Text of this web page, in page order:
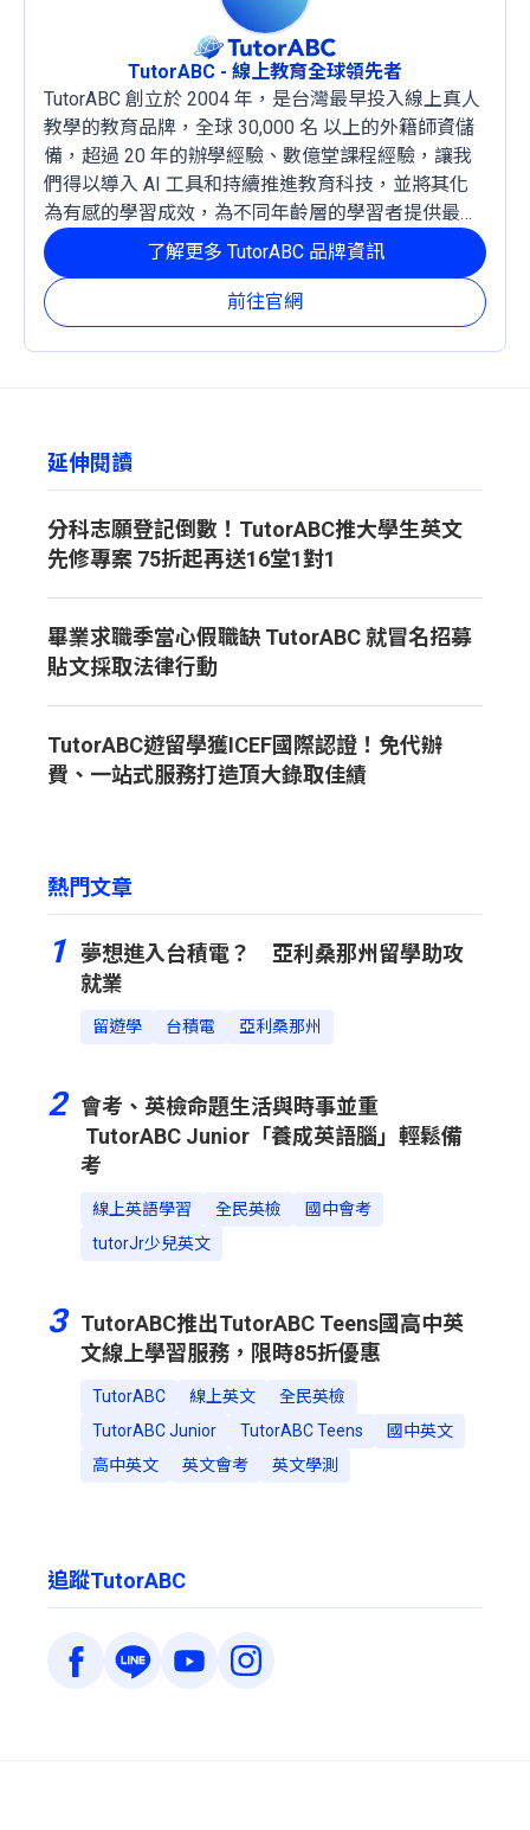
TutorABC - 線上教育全球領先者
TutorABC 創立於 2004 年，是台灣最早投入線上真人
教學的教育品牌，全球 30,000 名 以上的外籍師資儲
備，超過 20 年的辦學經驗、數億堂課程經驗，讓我
們得以導入 AI 工具和持續推進教育科技，並將其化
為有感的學習成效，為不同年齡層的學習者提供最穩
定且有效的成長路徑。
前往官網
了解更多 TutorABC 品牌資訊
延伸閱讀
分科志願登記倒數！TutorABC推大學生英文
先修專案 75折起再送16堂1對1
畢業求職季當心假職缺 TutorABC 就冒名招募
貼文採取法律行動
TutorABC遊留學獲ICEF國際認證！免代辦
費、一站式服務打造頂大錄取佳績
熱門文章
1
夢想進入台積電？ 亞利桑那州留學助攻
就業
留遊學 台積電 亞利桑那州
2
會考、英檢命題生活與時事並重
TutorABC Junior「養成英語腦」輕鬆備
考
線上英語學習 全民英檢
國中會考
tutorJr少兒英文
3
TutorABC推出TutorABC Teens國高中英
文線上學習服務，限時85折優惠
TutorABC 線上英文
全民英檢
TutorABC Junior
TutorABC Teens
國中英文
高中英文
英文會考 英文學測
追蹤TutorABC